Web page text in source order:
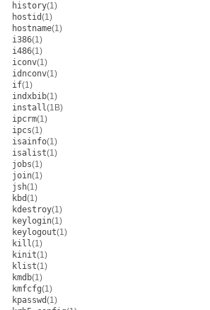
history(1)
hostid(1)
hostname(1)
i386(1)
i486(1)
iconv(1)
idnconv(1)
if(1)
indxbib(1)
install(1B)
ipcrm(1)
ipcs(1)
isainfo(1)
isalist(1)
jobs(1)
join(1)
jsh(1)
kbd(1)
kdestroy(1)
keylogin(1)
keylogout(1)
kill(1)
kinit(1)
klist(1)
kmdb(1)
kmfcfg(1)
kpasswd(1)